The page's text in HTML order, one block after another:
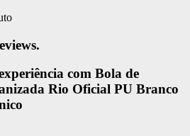
com Bola de
Rio Oficial PU Branco